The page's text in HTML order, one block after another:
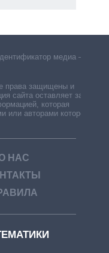
медиа –
права защищены и
сайта оставляет за
которая
или авторами которой
НАС